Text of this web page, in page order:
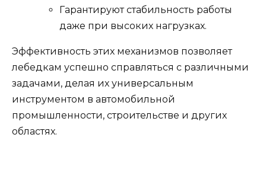
Гарантируют стабильность работы
даже при высоких нагрузках.
Эффективность этих механизмов позволяет
лебедкам успешно справляться с различными
задачами, делая их универсальным
инструментом в автомобильной
промышленности, строительстве и других
областях.